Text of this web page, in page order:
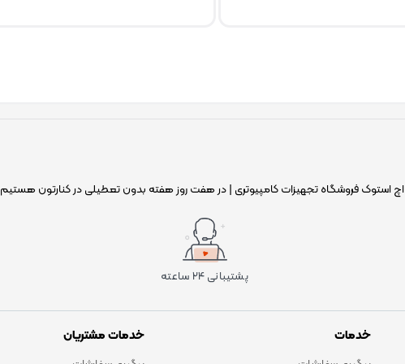
اچ استوک فروشگاه تجهیزات کامپیوتری | در هفت روز هفته بدون تعطیلی در کنارتون هستیم
پشتیبانی ۲۴ ساعته
خدمات خدمات مشتریان